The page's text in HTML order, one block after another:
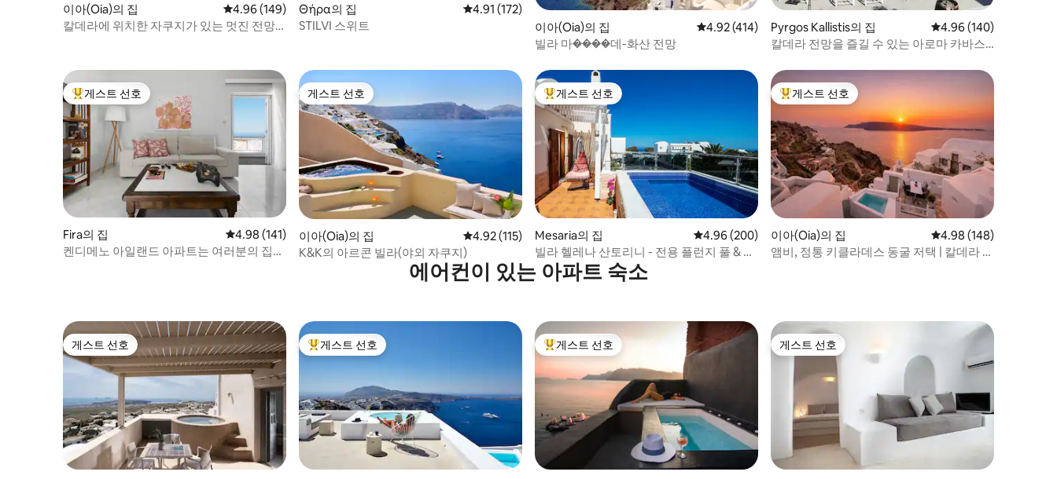
이아(Oia)의 집 평점 4.96점(5점 만점), 후기 149개
4.96 (149)
칼데라에 위치한 자쿠지가 있는 멋진 전망
Θήρα의 집 평점 4.91점(5점 만점), 후기 172개
4.91 (172)
STILVI 스위트
이아(Oia)의 집 평점 4.92점(5점 만점), 후기 414개
4.92 (414)
빌라 마����데-화산 전망
Pyrgos Kallistis의 집 평점 4.96점(5점 만점),
4.96 (140)
칼데라 전망을 즐길 수 있는 아로마 카바스
상위 게스트 선호
게스트 선호
Fira의 집 평점 4.98점(5점 만점), 후기 141개
4.98 (141)
켄디메노 아일랜드 아파트는 여러분의 집처
게스트 선호
게스트 선호
이아(Oia)의 집 평점 4.92점(5점 만점), 후기 115개
4.92 (115)
K&K의 아르콘 빌라(야외 자쿠지)
상위 게스트 선호
게스트 선호
Mesaria의 집 평점 4.96점(5점 만점), 후기 200개
4.96 (200)
빌라 헬레나 산토리니 - 전용 플런지 풀 & 바
비큐
상위 게스트 선호
게스트 선호
이아(Oia)의 집 평점 4.98점(5점 만점),
4.98 (148)
앰비, 정통 키클라데스 동굴 저택 | 칼데라 전
에어컨이 있는 아파트 숙소
게스트 선호
게스트 선호 상위 게스트 선호
게스트 선호 상위 게스트 선호
게스트 선호 게스트 선호
게스트 선호